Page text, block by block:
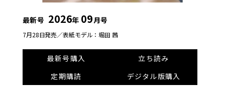
最新号 2026年 09月号
7月28日発売／表紙モデル：堀田 茜
最新号購入
立ち読み
定期購読
デジタル版購入